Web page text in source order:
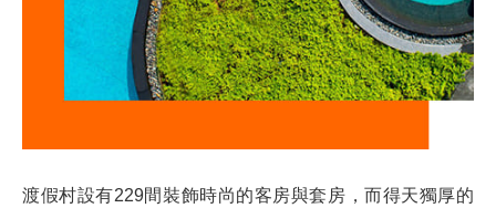
渡假村設有229間裝飾時尚的客房與套房，而得天獨厚的